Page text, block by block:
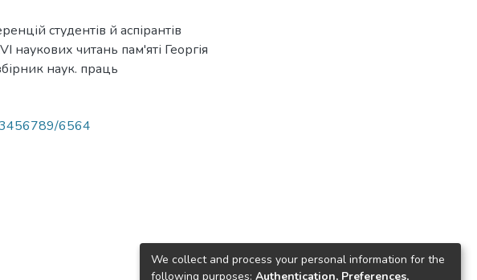
студентів й аспірантів
наукових читань пам'яті Георгія
наук. праць
6564
We collect and process your personal information for the
following purposes: Authentication, Preferences,